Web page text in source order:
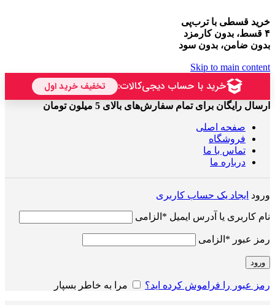
خرید قسطی با ترب‌پی
۴ قسط، بدون کارمزد
بدون ضامن، بدون سود
Skip to main content
ارسال رایگان برای تمام سفارش‌های بالای 5 میلون تومان
صفحه اصلی
فروشگاه
تماس با ما
درباره ما
ورود ایجاد یک حساب کاربری
نام کاربری یا آدرس ایمیل * الزامی
رمز عبور * الزامی
ورود
رمز عبور را فراموش کرده اید؟ مرا به خاطر بسپار